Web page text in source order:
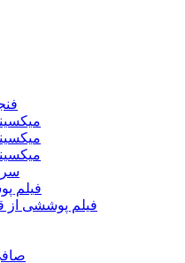
فیلم
فیلم پوششی از